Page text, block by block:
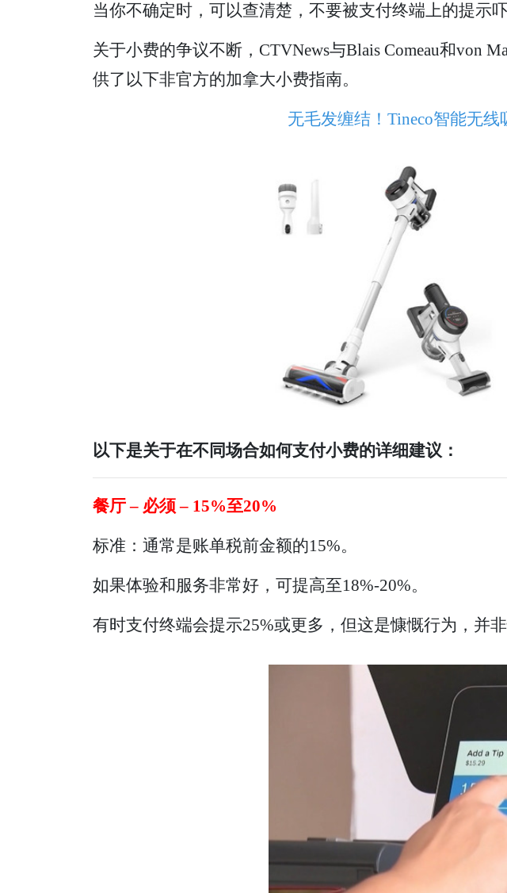
当你不确定时，可以查清楚，不要被支付终端上的提示
关于小费的争议不断，CTVNews与Blais Comeau和von
供了以下非官方的加拿大小费指南。
无毛发缠结！Tineco智能无
以下是关于在不同场合如何支付小费的详细建议：
餐厅 – 必须 – 15%至20%
标准：通常是账单税前金额的15%。
如果体验和服务非常好，可提高至18%-20%。
有时支付终端会提示25%或更多，但这是慷慨行为，并非